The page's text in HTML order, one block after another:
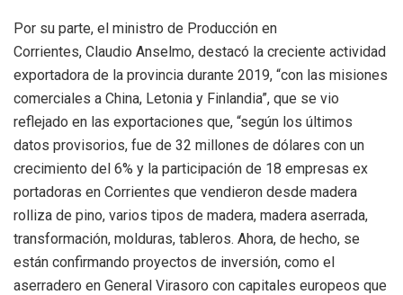
Por su parte, el ministro de Producción en
Corrientes, Claudio Anselmo, destacó la creciente actividad
exportadora de la provincia durante 2019, “con las misiones
comerciales a China, Letonia y Finlandia”, que se vio
reflejado en las exportaciones que, “según los últimos
datos provisorios, fue de 32 millones de dólares con un
crecimiento del 6% y la participación de 18 empresas ex
portadoras en Corrientes que vendieron desde madera
rolliza de pino, varios tipos de madera, madera aserrada,
transformación, molduras, tableros. Ahora, de hecho, se
están confirmando proyectos de inversión, como el
aserradero en General Virasoro con capitales europeos que